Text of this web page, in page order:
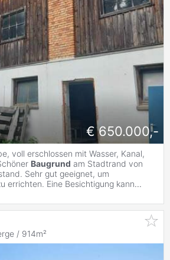
€ 650.000,-
voll erschlossen mit Wasser, Kanal,
Baugrund am Stadtrand von
Sehr gut geeignet, um
errichten. Eine Besichtigung kann...
/ 914m²